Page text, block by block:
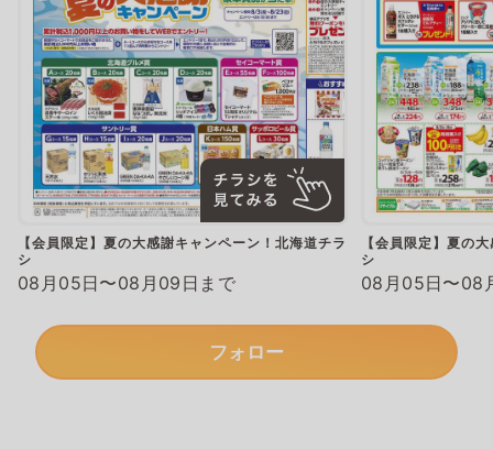
【会員限定】夏の大感謝キャンペーン！北海道チラ
シ
08月05日〜08月09日まで
【会員限定】夏の
シ
08月05日〜08
フォロー